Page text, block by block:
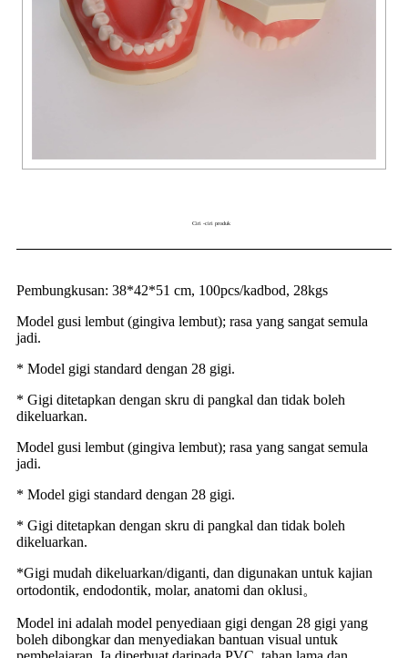
Ciri -ciri produk
Pembungkusan: 38*42*51 cm, 100pcs/kadbod, 28kgs
Model gusi lembut (gingiva lembut); rasa yang sangat semula
jadi.
* Model gigi standard dengan 28 gigi.
* Gigi ditetapkan dengan skru di pangkal dan tidak boleh
dikeluarkan.
Model gusi lembut (gingiva lembut); rasa yang sangat semula
jadi.
* Model gigi standard dengan 28 gigi.
* Gigi ditetapkan dengan skru di pangkal dan tidak boleh
dikeluarkan.
*Gigi mudah dikeluarkan/diganti, dan digunakan untuk kajian
ortodontik, endodontik, molar, anatomi dan oklusi。
Model ini adalah model penyediaan gigi dengan 28 gigi yang
boleh dibongkar dan menyediakan bantuan visual untuk